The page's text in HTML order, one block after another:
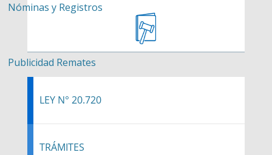
Nóminas y Registros
Publicidad Remates
LEY N° 20.720
TRÁMITES